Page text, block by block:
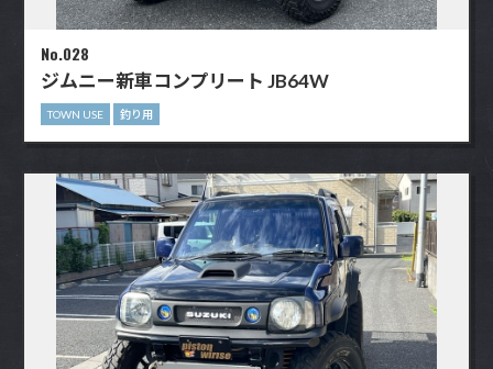
No.028
ジムニー新車コンプリート JB64W
TOWN USE 釣り用